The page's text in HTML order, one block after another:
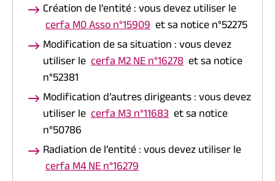
Création de l’entité : vous devez utiliser le
cerfa M0 Asso n°15909 et sa notice n°52275
Modification de sa situation : vous devez
utiliser le cerfa M2 NE n°16278 et sa notice
n°52381
Modification d’autres dirigeants : vous devez
utiliser le cerfa M3 n°11683 et sa notice
n°50786
Radiation de l’entité : vous devez utiliser le
cerfa M4 NE n°16279